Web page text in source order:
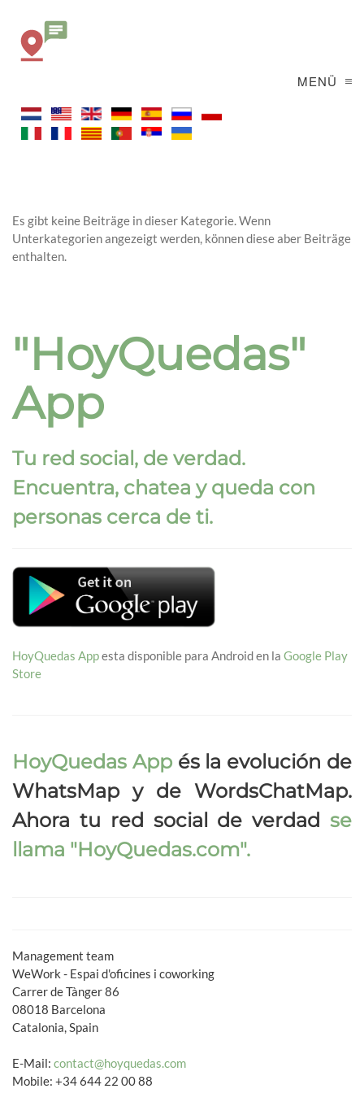
MENÜ
Es gibt keine Beiträge in dieser Kategorie. Wenn
Unterkategorien angezeigt werden, können diese aber Beiträge
enthalten.
"HoyQuedas"
App
Tu red social, de verdad.
Encuentra, chatea y queda con
personas cerca de ti.
HoyQuedas Appesta disponible para Android en la Google Play
Store
HoyQuedas Appés la evolución de
WhatsMap y de WordsChatMap.
Ahora tu red social de verdad se
llama "HoyQuedas.com".
Management team
WeWork - Espai d'oficines i coworking
Carrer de Tànger 86
08018 Barcelona
Catalonia, Spain
E-Mail: contact@hoyquedas.com
Mobile: +34 644 22 00 88